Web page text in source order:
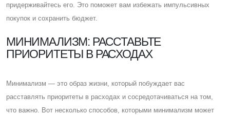
придерживайтесь его. Это поможет вам избежать импульсивных
покупок и сохранить бюджет.
МИНИМАЛИЗМ: РАССТАВЬТЕ
ПРИОРИТЕТЫ В РАСХОДАХ
Минимализм — это образ жизни, который побуждает вас
расставлять приоритеты в расходах и сосредотачиваться на том,
что важно. Вот несколько способов, которыми минимализм может